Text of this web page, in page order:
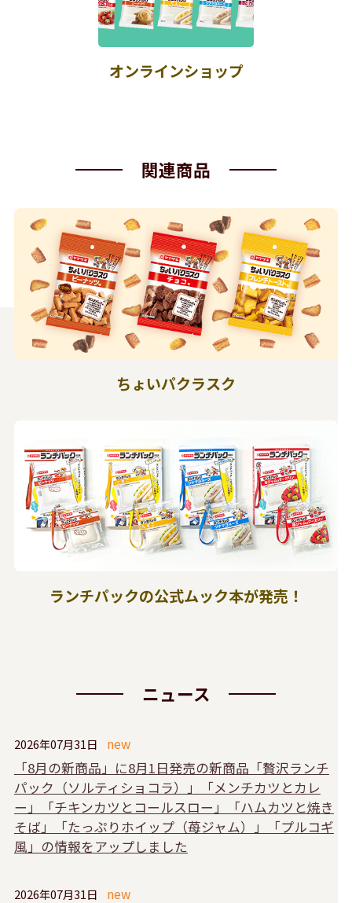
オンラインショップ
関連商品
ちょいパクラスク
ランチパックの公式ムック本が発売！
ニュース
2026年07月31日
「8月の新商品」に8月1日発売の新商品「贅沢ランチ
パック（ソルティショコラ）」「メンチカツとカレ
ー」「チキンカツとコールスロー」「ハムカツと焼き
そば」「たっぷりホイップ（苺ジャム）」「プルコギ
風」の情報をアップしました
2026年07月31日